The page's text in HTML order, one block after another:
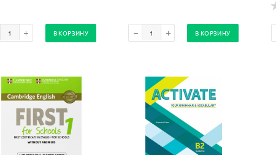
В КОРЗИНУ В КОРЗИНУ
Ваш E-mail:
конфидициальности
Ваш E-mail:
конфидициальности